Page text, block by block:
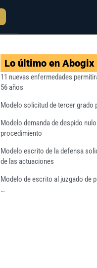
Lo último en Abogix
11 nuevas enfermedades
56 años
Modelo solicitud de tercer grado
Modelo demanda de despido
procedimiento
Modelo escrito de la defensa
de las actuaciones
Modelo de escrito al juzgado de
…